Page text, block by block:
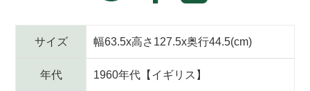
稿
る
す
る
サイズ 幅63.5x高さ127.5x奥行44.5(cm)
年代 1960年代【イギリス】